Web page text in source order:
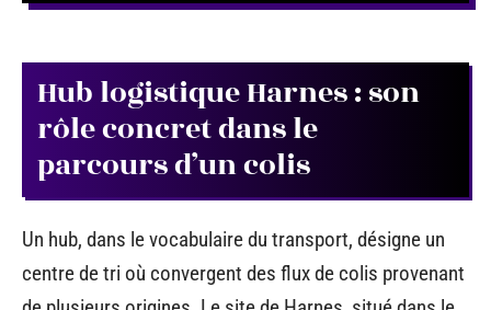
Hub logistique Harnes : son
rôle concret dans le
parcours d’un colis
Un hub, dans le vocabulaire du transport, désigne un
centre de tri où convergent des flux de colis provenant